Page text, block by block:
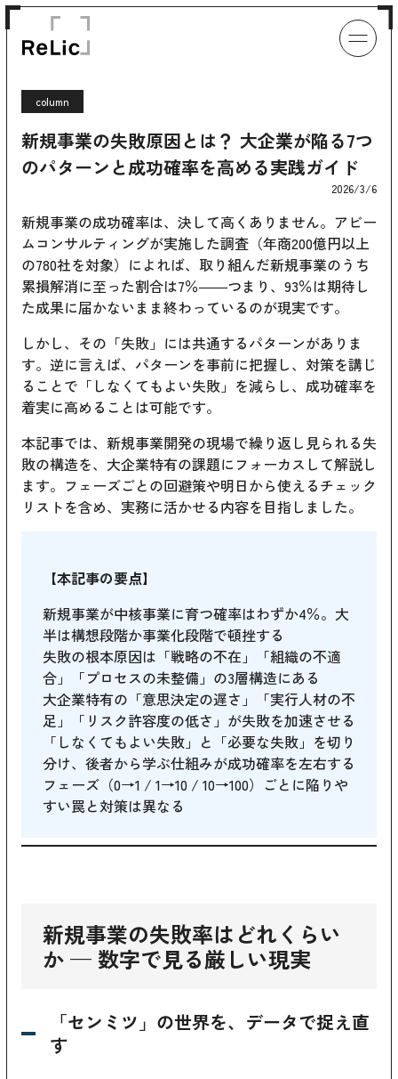
column
新規事業の失敗原因とは？ 大企業が陥る7つ
のパターンと成功確率を高める実践ガイド
2026/3/6
新規事業の成功確率は、決して高くありません。アビー
ムコンサルティングが実施した調査（年商200億円以上
の780社を対象）によれば、取り組んだ新規事業のうち
累損解消に至った割合は7％――つまり、93％は期待し
た成果に届かないまま終わっているのが現実です。
しかし、その「失敗」には共通するパターンがありま
す。逆に言えば、パターンを事前に把握し、対策を講じ
ることで「しなくてもよい失敗」を減らし、成功確率を
着実に高めることは可能です。
本記事では、新規事業開発の現場で繰り返し見られる失
敗の構造を、大企業特有の課題にフォーカスして解説し
ます。フェーズごとの回避策や明日から使えるチェック
リストを含め、実務に活かせる内容を目指しました。
【本記事の要点】
新規事業が中核事業に育つ確率はわずか4％。大
半は構想段階か事業化段階で頓挫する
失敗の根本原因は「戦略の不在」「組織の不適
合」「プロセスの未整備」の3層構造にある
大企業特有の「意思決定の遅さ」「実行人材の不
足」「リスク許容度の低さ」が失敗を加速させる
「しなくてもよい失敗」と「必要な失敗」を切り
分け、後者から学ぶ仕組みが成功確率を左右する
フェーズ（0→1 / 1→10 / 10→100）ごとに陥りや
すい罠と対策は異なる
新規事業の失敗率はどれくらい
か — 数字で見る厳しい現実
「センミツ」の世界を、データで捉え直
す